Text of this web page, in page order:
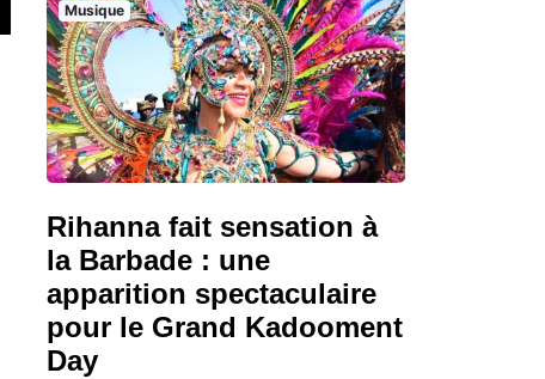
Musique
Rihanna fait sensation à
la Barbade : une
apparition spectaculaire
pour le Grand Kadooment
Day